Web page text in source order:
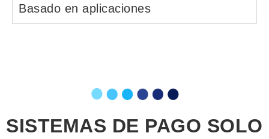
Basado en aplicaciones
SISTEMAS DE PAGO SOLO